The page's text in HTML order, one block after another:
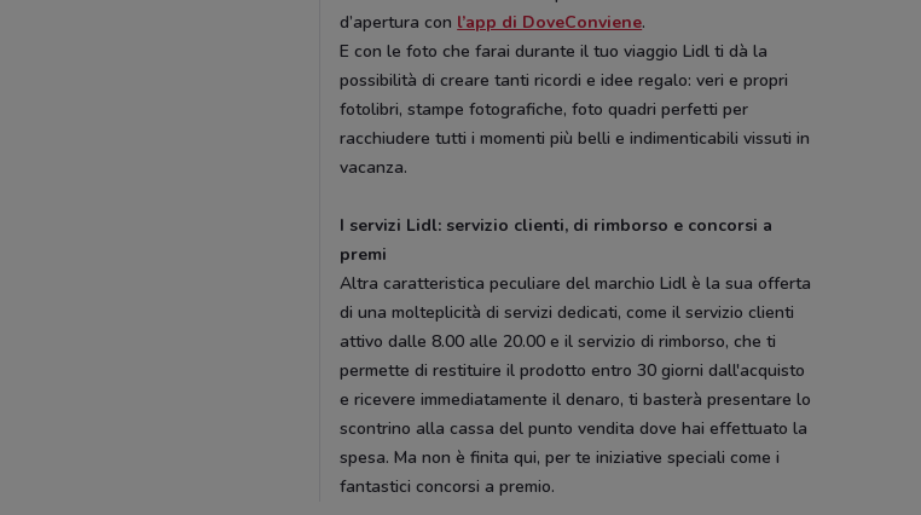
d’apertura con l’app di DoveConviene.
E con le foto che farai durante il tuo viaggio Lidl ti dà la
possibilità di creare tanti ricordi e idee regalo: veri e propri
fotolibri, stampe fotografiche, foto quadri perfetti per
racchiudere tutti i momenti più belli e indimenticabili vissuti in
vacanza.
I servizi Lidl: servizio clienti, di rimborso e concorsi a
premi
Altra caratteristica peculiare del marchio Lidl è la sua offerta
di una molteplicità di servizi dedicati, come il servizio clienti
attivo dalle 8.00 alle 20.00 e il servizio di rimborso, che ti
permette di restituire il prodotto entro 30 giorni dall'acquisto
e ricevere immediatamente il denaro, ti basterà presentare lo
scontrino alla cassa del punto vendita dove hai effettuato la
spesa. Ma non è finita qui, per te iniziative speciali come i
fantastici concorsi a premio.